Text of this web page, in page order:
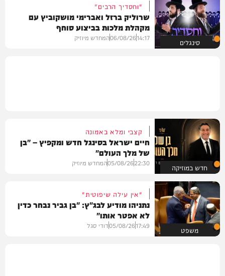
סינגלים
"וחסדיך הרבים"
שרוליק ברזל ואברימי מושקוביץ עם
מקהלת מלכות בביצוע סוחף
14:17
06/08/26המחדש מיוזיק
חדש במוזיקה
קצבי ומלא באמונה
חיים ישראל בסינגל חדש ומקפיץ – "בן
של מלך העולם"
22:30
05/08/26המחדש מיוזיק
משפט
"אין עילה שיפוטית"
נתניהו מודיע לבג"ץ: "בן גביר נבחר כדין
לא אפטר אותו"
17:49
05/08/26דודי סגל